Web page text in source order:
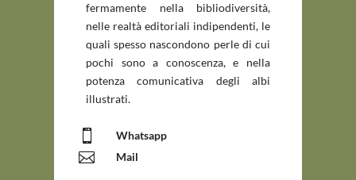
fermamente nella bibliodiversità,
nelle realtà editoriali indipendenti, le
quali spesso nascondono perle di cui
pochi sono a conoscenza, e nella
potenza comunicativa degli albi
illustrati.
 Whatsapp
 Mail